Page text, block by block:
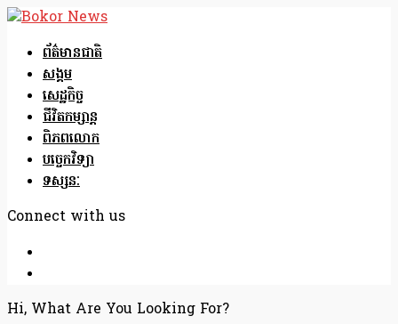
ព័ត៌មានជាតិ
សង្គម
សេដ្ឋកិច្ច
ជីវិតកម្សាន្ត
ពិភពលោក
បច្ចេកវិទ្យា
ទស្សនៈ
Connect with us
Hi, What Are You Looking For?